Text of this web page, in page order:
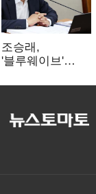
조승래,
'블루웨이브'
사과 "무거운